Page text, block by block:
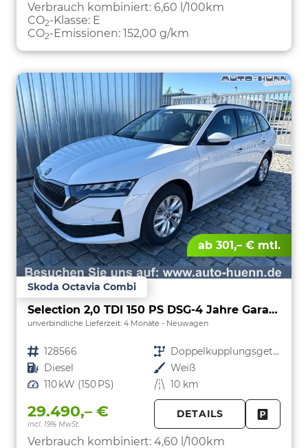
Verbrauch kombiniert: 6,60 l/100km
CO2-Klasse: E
CO2-Emissionen: 152,00 g/km
ab 301,– € mtl.
Skoda Octavia Combi
Selection 2,0 TDI 150 PS DSG-4 Jahre Garantie-PDC vorne und hinten-Sitzheizung-Smart Link
unverbindliche Lieferzeit: 4 Monate Neuwagen
Fahrzeugnr. 128566 Getriebe
Doppelkupplungsgetriebe (DSG)
Kraftstoff Diesel Außenfarbe Weiß
Leistung 110 kW (150 PS) Kilometerstand 10 km
29.490,– €
incl. 19% MwSt.
DETAILS
Verbrauch kombiniert: 4,60 l/100km